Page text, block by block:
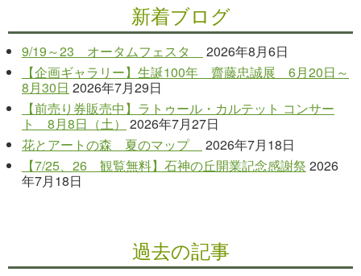
新着ブログ
9/19～23 オータムフェスタ
2026年8月6日
【企画ギャラリー】生誕100年 齋藤忠誠展 6月20日～
8月30日 2026年7月29日
【前売り券販売中】ラトゥール・カルテット コンサー
ト 8月8日（土）
2026年7月27日
花とアートの森 夏のマップ
2026年7月18日
【7/25、26 観覧無料】石神の丘開業記念感謝祭 2026
年7月18日
過去の記事